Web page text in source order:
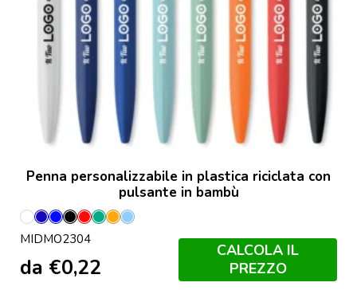
Penna personalizzabile in plastica riciclata con
pulsante in bambù
Bianco
BluBlu
Royal
NeroRosso
Verde
Arancio
Blu
Bambino
MIDMO2304
da €0,22
CALCOLA IL
PREZZO